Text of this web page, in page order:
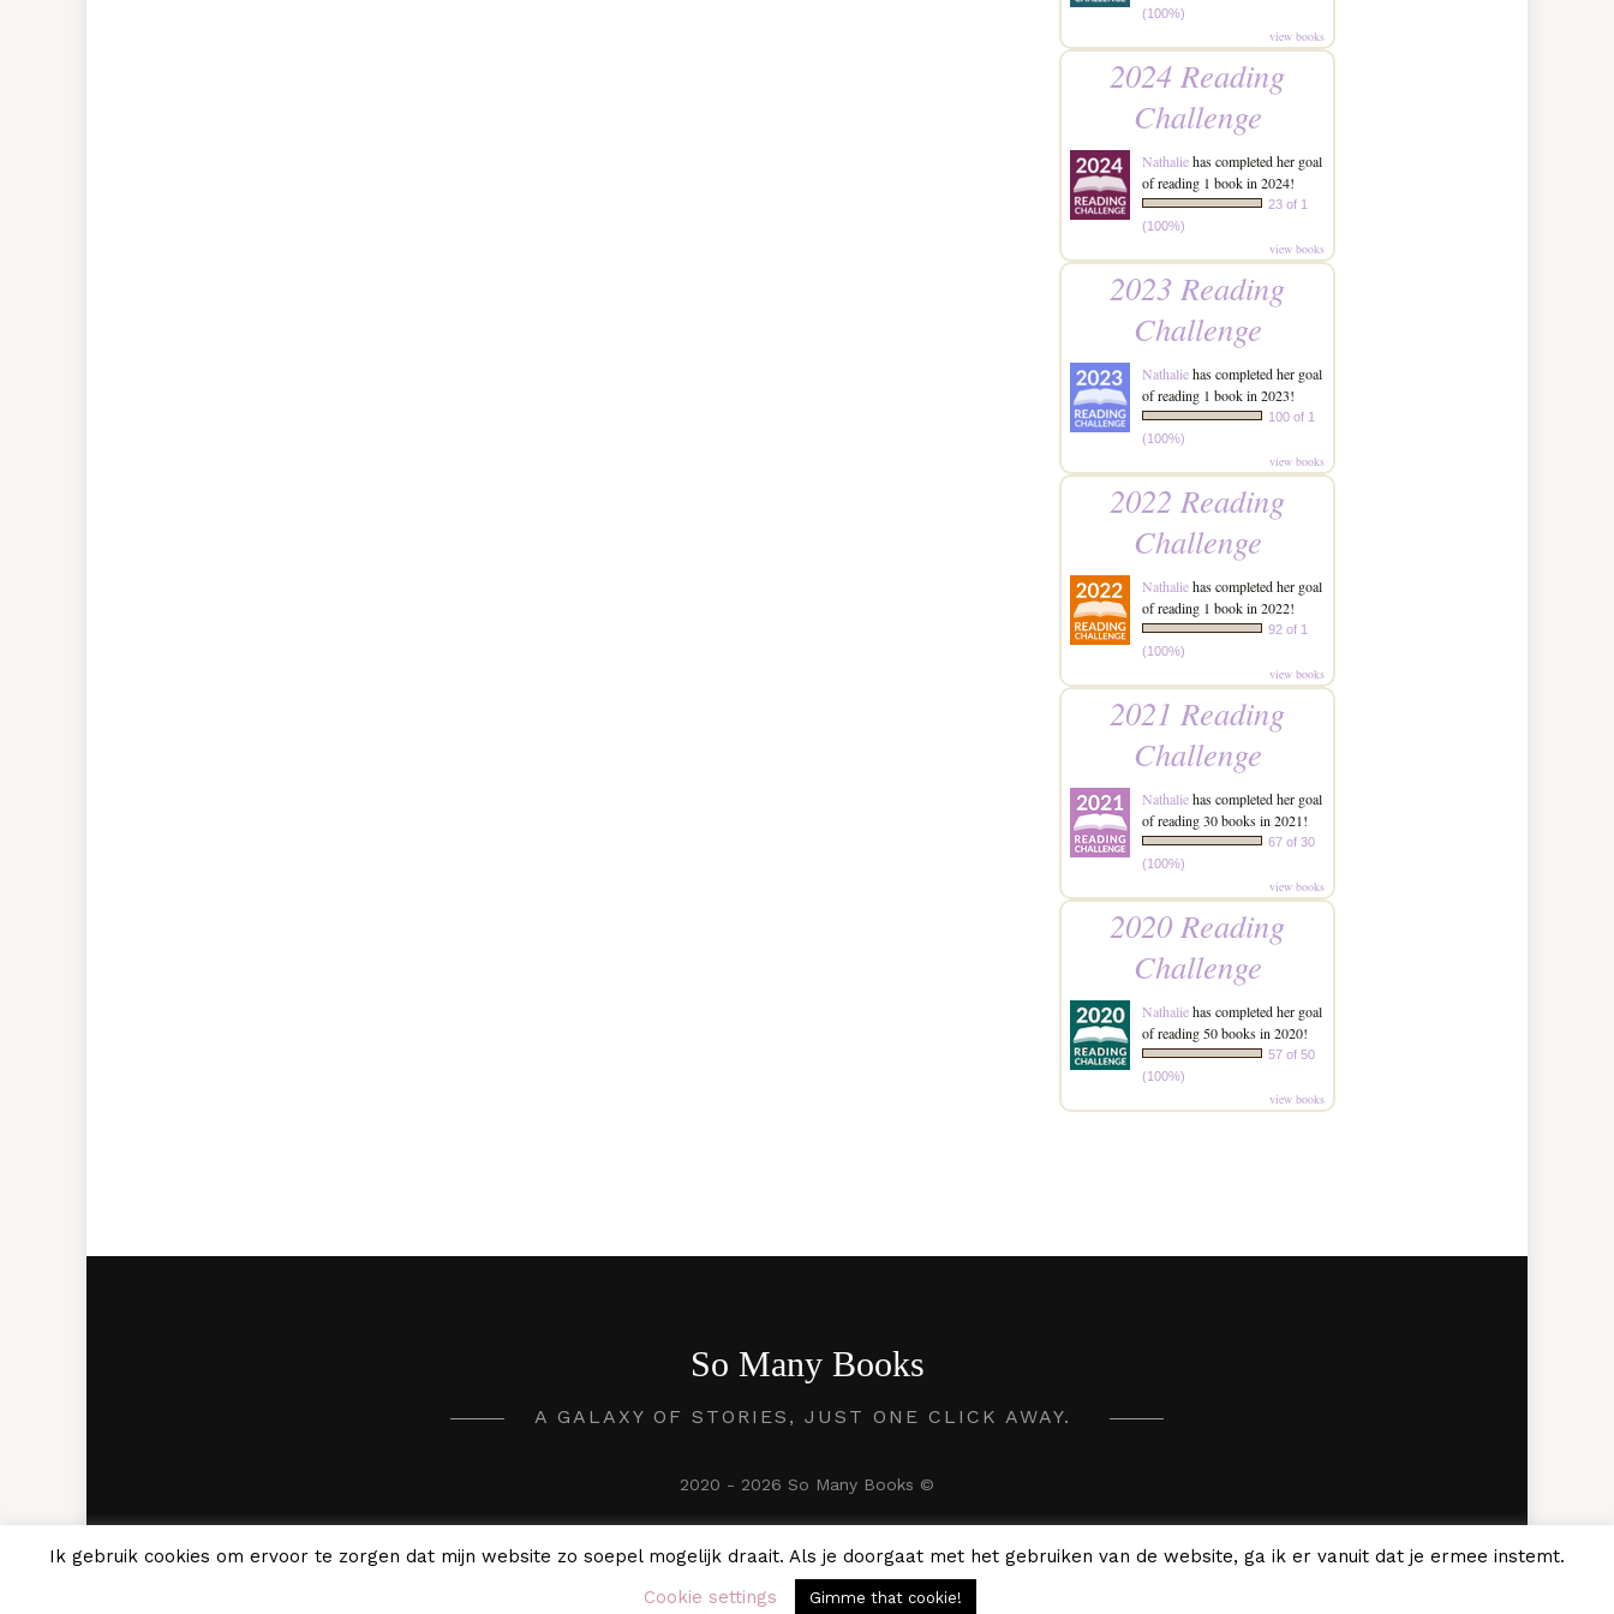
(100%)
view books
2024 Reading
Challenge
Nathaliehas completed her goal
of reading 1 book in 2024!
23 of 1
(100%)
view books
2023 Reading
Challenge
Nathaliehas completed her goal
of reading 1 book in 2023!
100 of 1
(100%)
view books
2022 Reading
Challenge
Nathaliehas completed her goal
of reading 1 book in 2022!
92 of 1
(100%)
view books
2021 Reading
Challenge
Nathaliehas completed her goal
of reading 30 books in 2021!
67 of 30
(100%)
view books
2020 Reading
Challenge
Nathaliehas completed her goal
of reading 50 books in 2020!
57 of 50
(100%)
view books
So Many Books
A GALAXY OF STORIES, JUST ONE CLICK AWAY.
2020 - 2026 So Many Books ©
Ik gebruik cookies om ervoor te zorgen dat mijn website zo soepel mogelijk draait. Als je doorgaat met het gebruiken van de website, ga ik er vanuit dat je ermee instemt.
Cookie settings
Gimme that cookie!